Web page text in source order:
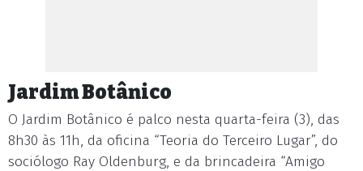
Jardim Botânico
O Jardim Botânico é palco nesta quarta-feira (3), das
8h30 às 11h, da oficina “Teoria do Terceiro Lugar”, do
sociólogo Ray Oldenburg, e da brincadeira “Amigo